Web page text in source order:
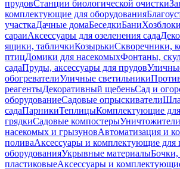
прудовСтанции биологической очистки
комплектующие для оборудования
участкаДачные домаБеседкиБани
сараиАксессуары для озеленения сада
ящики, табличкиКозырькиСкворечники,
птицДомики для насекомыхФонтаны,
садаПруды, аксессуары для прудов
обогревателиУличные светильники
реагентыДекоративный щебеньСад и
оборудованиеСадовые опрыскиватели
садаПарникиТеплицыКомплектующие
грядкиСадовые компостеры
насекомых и грызуновАвтоматизация и
поливаАксессуары и комплектующие для
оборудованияУкрывные материалыБочки,
пластиковыеАксессуары и